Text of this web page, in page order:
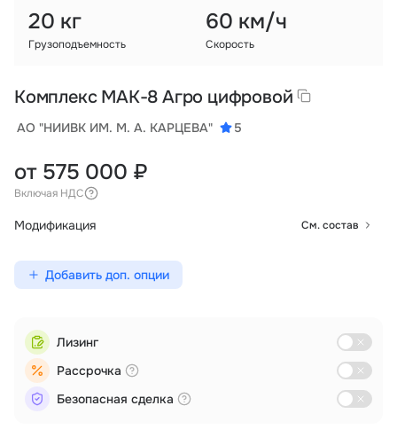
20 кг
Грузоподъемность
60 км/ч
Скорость
Комплекс МАК-8 Агро цифровой
АО "НИИВК ИМ. М. А. КАРЦЕВА" 5
от 575 000 ₽
Включая НДС
Модификация См. состав
Добавить доп. опции
Лизинг
Рассрочка
Безопасная сделка